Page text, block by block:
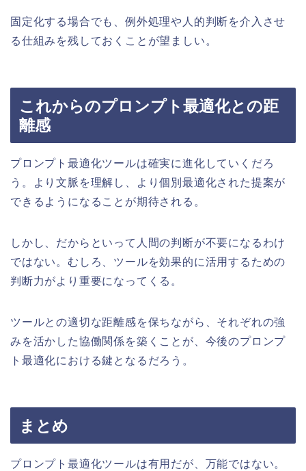
固定化する場合でも、例外処理や人的判断を介入させ
る仕組みを残しておくことが望ましい。
これからのプロンプト最適化との距
離感
プロンプト最適化ツールは確実に進化していくだろ
う。より文脈を理解し、より個別最適化された提案が
できるようになることが期待される。
しかし、だからといって人間の判断が不要になるわけ
ではない。むしろ、ツールを効果的に活用するための
判断力がより重要になってくる。
ツールとの適切な距離感を保ちながら、それぞれの強
みを活かした協働関係を築くことが、今後のプロンプ
ト最適化における鍵となるだろう。
まとめ
プロンプト最適化ツールは有用だが、万能ではない。